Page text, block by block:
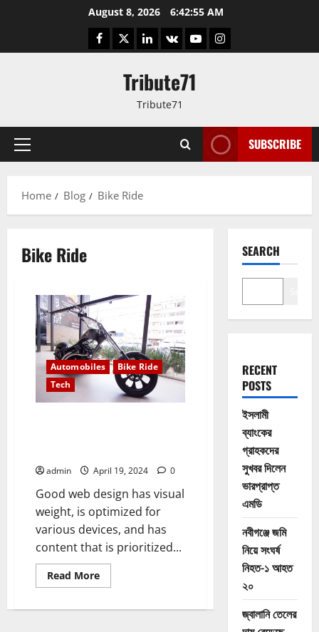
August 8, 2026 6:42:56 AM
Facebook
TwitterLinkedIn
VK YouTubeInstagram
Tribute71
Tribute71
Primary
SUBSCRIBE
Home Blog Bike Ride
Bike Ride
Automobiles
Bike Ride
Tech
admin April 19, 2024 0
Good web design has visual
weight, is optimized for
various devices, and has
content that is prioritized...
Read MoreRead
more
SEARCH
RECENT
POSTS
ইসলামী
ব্যাংকের
গ্রাহকদের
সুখবর দিলেন
ভারপ্রাপ্ত
এমডি
নবীগঞ্জে জমি
নিয়ে সংঘর্ষ
নিহত-১ আহত
২০
জ্বালানি তেলের